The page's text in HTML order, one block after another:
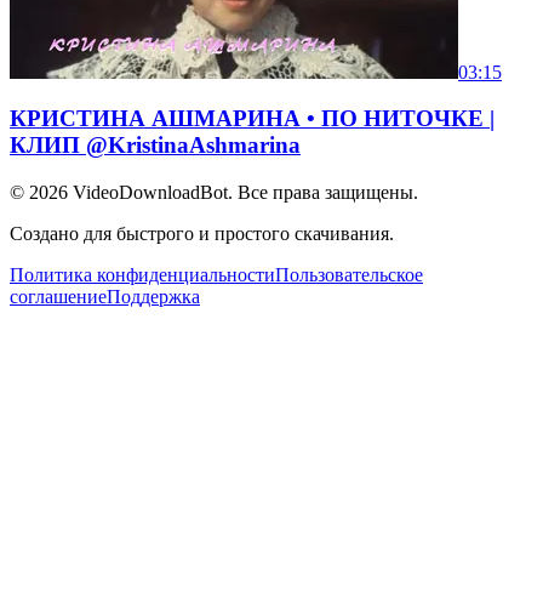
03:15
КРИСТИНА АШМАРИНА • ПО НИТОЧКЕ |
КЛИП @KristinaAshmarina
© 2026 VideoDownloadBot. Все права защищены.
Создано для быстрого и простого скачивания.
Политика конфиденциальностиПользовательское
соглашениеПоддержка